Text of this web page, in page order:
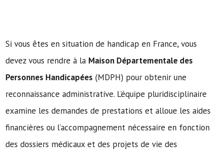
Si vous êtes en situation de handicap en France, vous
devez vous rendre à la Maison Départementale des
Personnes Handicapées (MDPH) pour obtenir une
reconnaissance administrative. L’équipe pluridisciplinaire
examine les demandes de prestations et alloue les aides
financières ou l’accompagnement nécessaire en fonction
des dossiers médicaux et des projets de vie des